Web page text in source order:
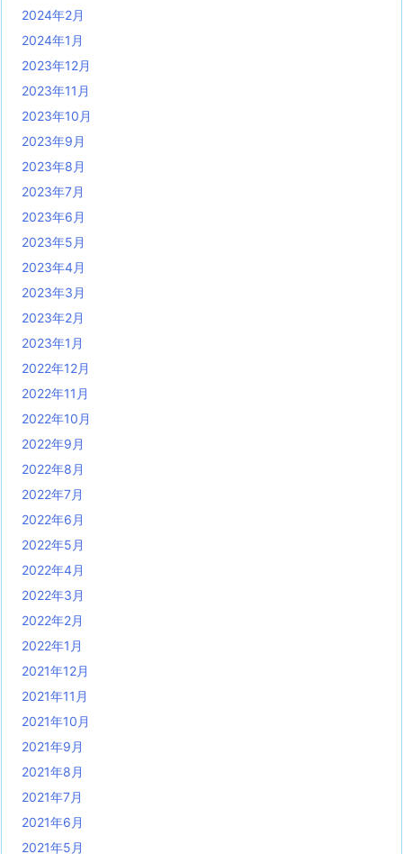
2024年2月
2024年1月
2023年12月
2023年11月
2023年10月
2023年9月
2023年8月
2023年7月
2023年6月
2023年5月
2023年4月
2023年3月
2023年2月
2023年1月
2022年12月
2022年11月
2022年10月
2022年9月
2022年8月
2022年7月
2022年6月
2022年5月
2022年4月
2022年3月
2022年2月
2022年1月
2021年12月
2021年11月
2021年10月
2021年9月
2021年8月
2021年7月
2021年6月
2021年5月